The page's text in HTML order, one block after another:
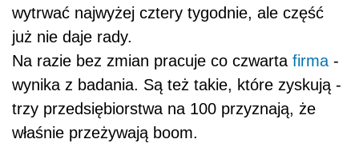
wytrwać najwyżej cztery tygodnie, ale część
już nie daje rady.
Na razie bez zmian pracuje co czwarta firma -
wynika z badania. Są też takie, które zyskują -
trzy przedsiębiorstwa na 100 przyznają, że
właśnie przeżywają boom.